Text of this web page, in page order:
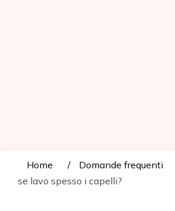
Home Domande frequenti
se lavo spesso i capelli?